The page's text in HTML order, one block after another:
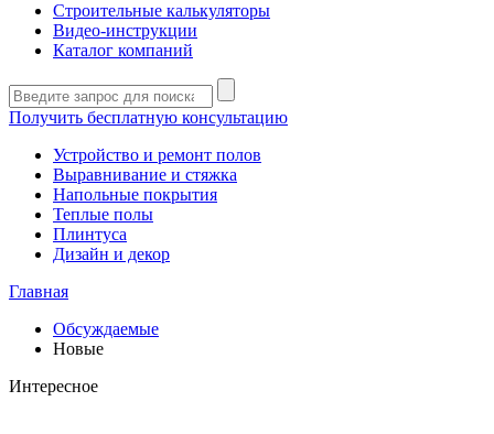
Строительные калькуляторы
Видео-инструкции
Каталог компаний
Получить бесплатную консультацию
Устройство и ремонт полов
Выравнивание и стяжка
Напольные покрытия
Теплые полы
Плинтуса
Дизайн и декор
Главная
Обсуждаемые
Новые
Интересное